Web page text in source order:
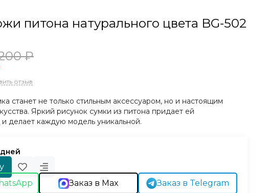
питона натурального цвета BG-502
₽
отзыв
станет не только стильным аксессуаром, но и настоящим
Яркий рисунок сумки из питона придает ей
делает каждую модель уникальной.
Заказ в Max Заказ в Telegram